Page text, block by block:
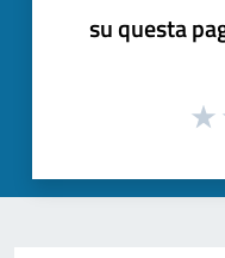
su questa